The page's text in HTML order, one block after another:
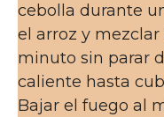
cebolla durante
el arroz y
minuto sin parar
caliente hasta
Bajar el fuego al